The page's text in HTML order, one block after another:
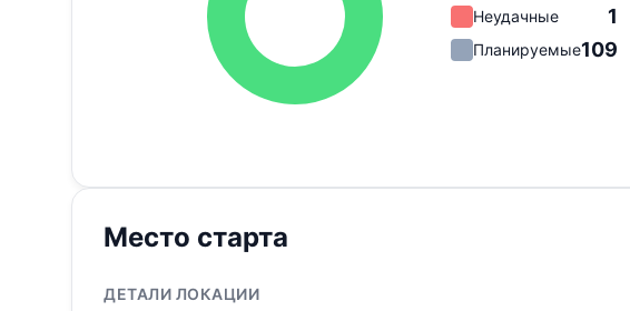
Неудачные 1
Планируемые109
Место старта
ДЕТАЛИ ЛОКАЦИИ